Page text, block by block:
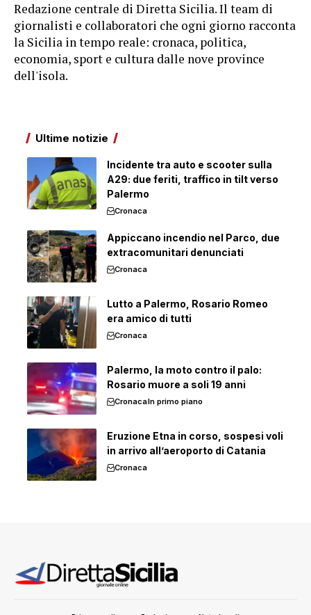
Redazione centrale di Diretta Sicilia. Il team di
giornalisti e collaboratori che ogni giorno racconta
la Sicilia in tempo reale: cronaca, politica,
economia, sport e cultura dalle nove province
dell'isola.
Ultime notizie
Incidente tra auto e scooter sulla
A29: due feriti, traffico in tilt verso
Palermo
Cronaca
Appiccano incendio nel Parco, due
extracomunitari denunciati
Cronaca
Lutto a Palermo, Rosario Romeo
era amico di tutti
Cronaca
Palermo, la moto contro il palo:
Rosario muore a soli 19 anni
CronacaIn primo piano
Eruzione Etna in corso, sospesi voli
in arrivo all’aeroporto di Catania
Cronaca